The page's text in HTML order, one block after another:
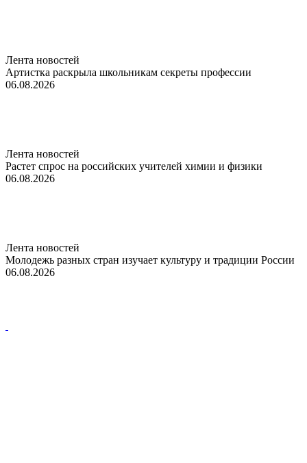
Лента новостей
Артистка раскрыла школьникам секреты профессии
06.08.2026
Лента новостей
Растет спрос на российских учителей химии и физики
06.08.2026
Лента новостей
Молодежь разных стран изучает культуру и традиции России
06.08.2026